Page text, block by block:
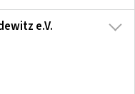
e.V.